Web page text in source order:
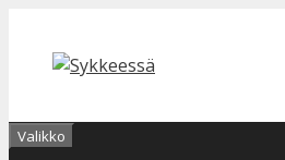
sisältöön
Valikko